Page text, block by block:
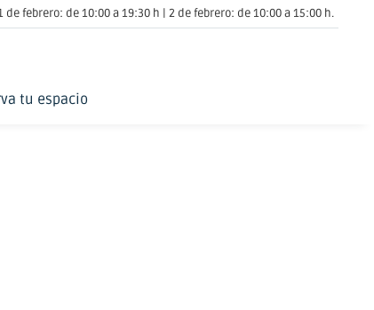
de febrero: de 10:00 a 19:30 h | 2 de febrero: de 10:00 a 15:00 h.
tu espacio